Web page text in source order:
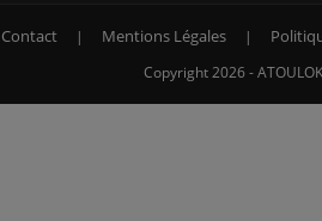
Contact Mentions Légales
Copyright 2026 -